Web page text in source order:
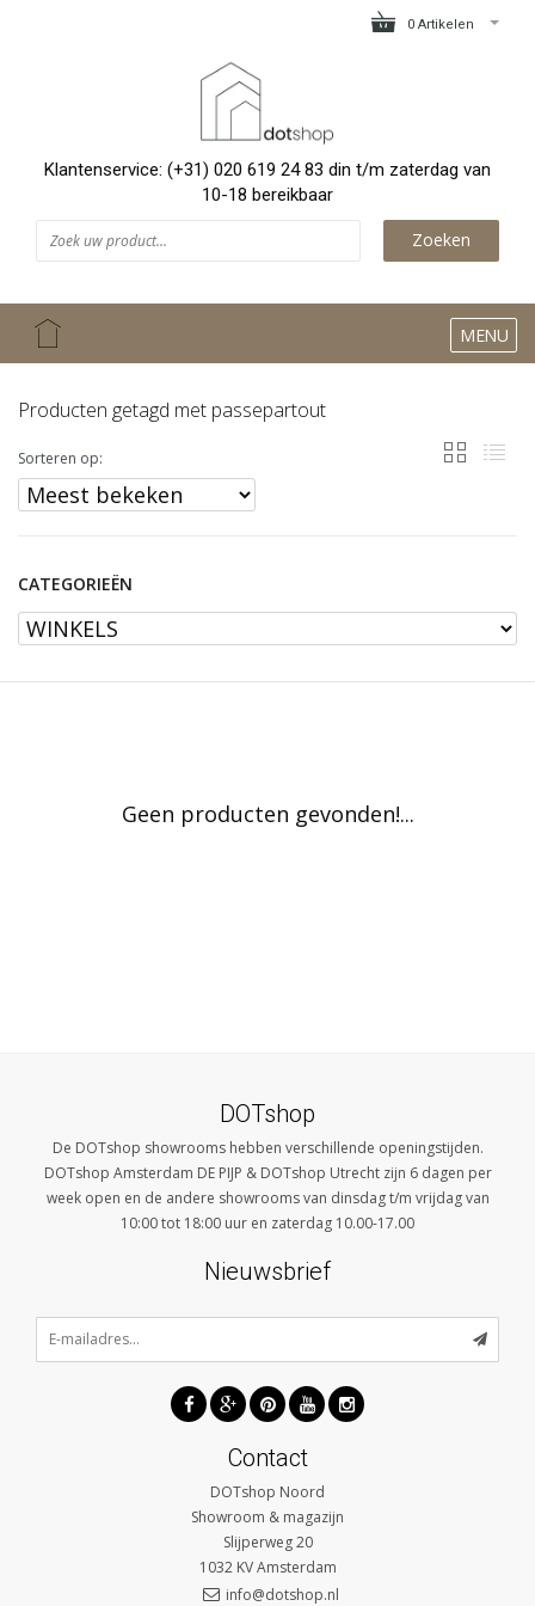
0 Artikelen
Klantenservice: (+31) 020 619 24 83 din t/m zaterdag van
10-18 bereikbaar
Zoeken
MENU
Producten getagd met passepartout
Sorteren op:
CATEGORIEËN
Geen producten gevonden!...
DOTshop
De DOTshop showrooms hebben verschillende openingstijden.
DOTshop Amsterdam DE PIJP & DOTshop Utrecht zijn 6 dagen per
week open en de andere showrooms van dinsdag t/m vrijdag van
10:00 tot 18:00 uur en zaterdag 10.00-17.00
Nieuwsbrief
Contact
DOTshop Noord
Showroom & magazijn
Slijperweg 20
1032 KV Amsterdam
info@dotshop.nl